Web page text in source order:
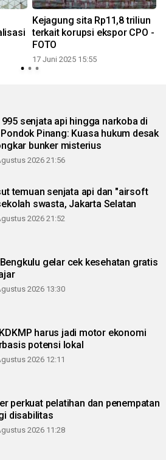
Kejagung sita Rp11,8 triliun
terkait korupsi ekspor CPO -
FOTO
17 Juni 2025 15:55
senjata api hingga narkoba di
Pinang: Kuasa hukum desak
bunker misterius
2026 21:56
temuan senjata api dan "airsoft
swasta, Jakarta Selatan
2026 21:52
gelar cek kesehatan gratis
2026 13:30
harus jadi motor ekonomi
potensi lokal
2026 12:11
perkuat pelatihan dan penempatan
disabilitas
2026 11:28